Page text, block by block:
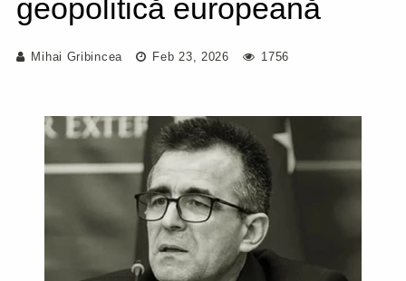
geopolitică europeană
Mihai Gribincea Feb 23, 2026 1756